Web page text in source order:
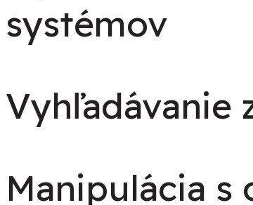
systémov
Vyhľadávanie
Manipulácia